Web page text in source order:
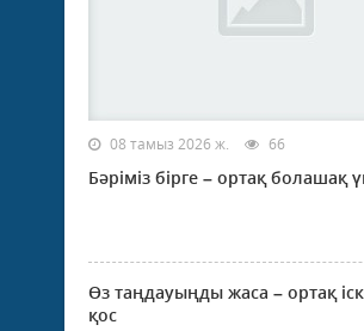
08 тамыз 2026 ж. 66
Бәріміз бірге – ортақ болашақ
Өз таңдауыңды жаса – ортақ
қос